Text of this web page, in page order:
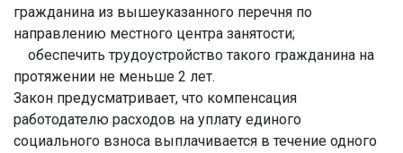
гражданина из вышеуказанного перечня по
направлению местного центра занятости;
обеспечить трудоустройство такого гражданина на
протяжении не меньше 2 лет.
Закон предусматривает, что компенсация
работодателю расходов на уплату единого
социального взноса выплачивается в течение одного